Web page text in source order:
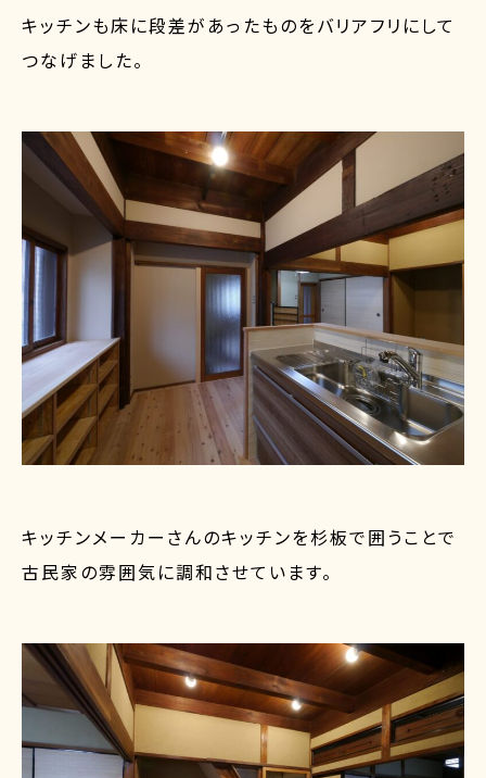
キッチンも床に段差があったものをバリアフリにして
つなげました。
キッチンメーカーさんのキッチンを杉板で囲うことで
古民家の雰囲気に調和させています。